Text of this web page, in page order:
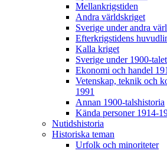
Mellankrigstiden
Andra världskriget
Sverige under andra
Efterkrigstidens
Kalla kriget
Sverige under 1900-talet
Ekonomi och handel
Vetenskap, teknik och
1991
Annan 1900-talshistoria
Kända personer 1914-
Nutidshistoria
Historiska teman
Urfolk och minoriteter